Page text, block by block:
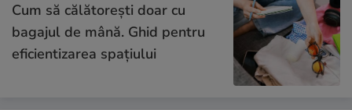
Cum să călătoreşti doar cu
bagajul de mână. Ghid pentru
eficientizarea spaţiului